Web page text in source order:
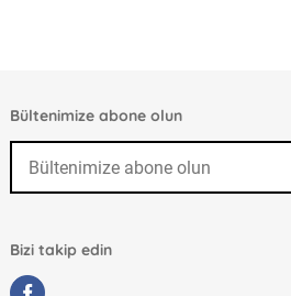
Bültenimize abone olun
Bizi takip edin